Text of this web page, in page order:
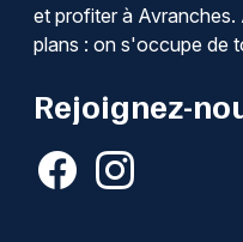
et profiter à Avranches.
plans : on s'occupe de
Rejoignez-